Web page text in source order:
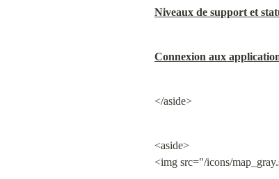
Niveaux de support et
Connexion aux
</aside>
<aside>
<img src="/icons/